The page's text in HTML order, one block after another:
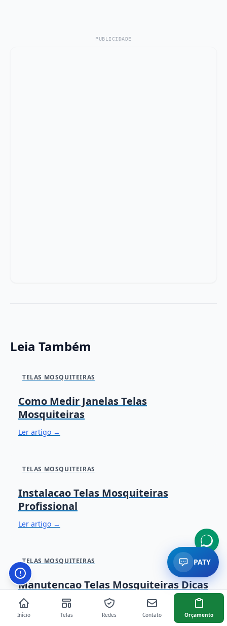
Início Telas Redes Contato Orçamento
PUBLICIDADE
Leia Também
TELAS MOSQUITEIRAS
Como Medir Janelas Telas
Mosquiteiras
Ler artigo →
TELAS MOSQUITEIRAS
Instalacao Telas Mosquiteiras
Profissional
Ler artigo →
TELAS MOSQUITEIRAS
Manutencao Telas Mosquiteiras Dicas
Ler artigo →
PATY
Botão de configurações de acessibilidade. Abre